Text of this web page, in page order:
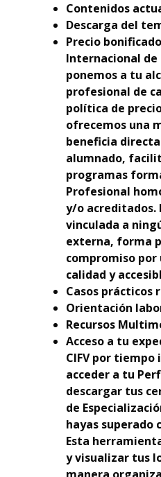
Contenidos
Descarga del
Precio
Internacional
ponemos a tu
profesional de
política de
ofrecemos una
beneficia
alumnado,
programas
Profesional
y/o acreditados.
vinculada a
externa, forma
compromiso
calidad y
Casos prácticos
Orientación
Recursos
Acceso a tu
CIFV por
acceder a tu
descargar tus
de
hayas superado
Esta
y visualizar tus